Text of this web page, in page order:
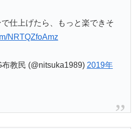
仕上げたら、もっと楽できそ
NRTQZfoAmz
教民 (@nitsuka1989) 2019年